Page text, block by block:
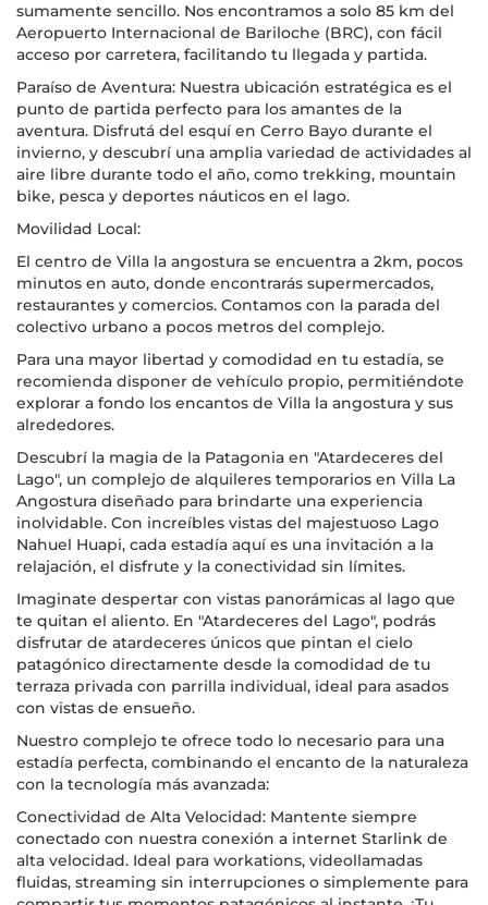
sumamente sencillo. Nos encontramos a solo 85 km del
Aeropuerto Internacional de Bariloche (BRC), con fácil
acceso por carretera, facilitando tu llegada y partida.
Paraíso de Aventura: Nuestra ubicación estratégica es el
punto de partida perfecto para los amantes de la
aventura. Disfrutá del esquí en Cerro Bayo durante el
invierno, y descubrí una amplia variedad de actividades al
aire libre durante todo el año, como trekking, mountain
bike, pesca y deportes náuticos en el lago.
Movilidad Local:
El centro de Villa la angostura se encuentra a 2km, pocos
minutos en auto, donde encontrarás supermercados,
restaurantes y comercios. Contamos con la parada del
colectivo urbano a pocos metros del complejo.
Para una mayor libertad y comodidad en tu estadía, se
recomienda disponer de vehículo propio, permitiéndote
explorar a fondo los encantos de Villa la angostura y sus
alrededores.
Descubrí la magia de la Patagonia en "Atardeceres del
Lago", un complejo de alquileres temporarios en Villa La
Angostura diseñado para brindarte una experiencia
inolvidable. Con increíbles vistas del majestuoso Lago
Nahuel Huapi, cada estadía aquí es una invitación a la
relajación, el disfrute y la conectividad sin límites.
Imaginate despertar con vistas panorámicas al lago que
te quitan el aliento. En "Atardeceres del Lago", podrás
disfrutar de atardeceres únicos que pintan el cielo
patagónico directamente desde la comodidad de tu
terraza privada con parrilla individual, ideal para asados
con vistas de ensueño.
Nuestro complejo te ofrece todo lo necesario para una
estadía perfecta, combinando el encanto de la naturaleza
con la tecnología más avanzada:
Conectividad de Alta Velocidad: Mantente siempre
conectado con nuestra conexión a internet Starlink de
alta velocidad. Ideal para workations, videollamadas
fluidas, streaming sin interrupciones o simplemente para